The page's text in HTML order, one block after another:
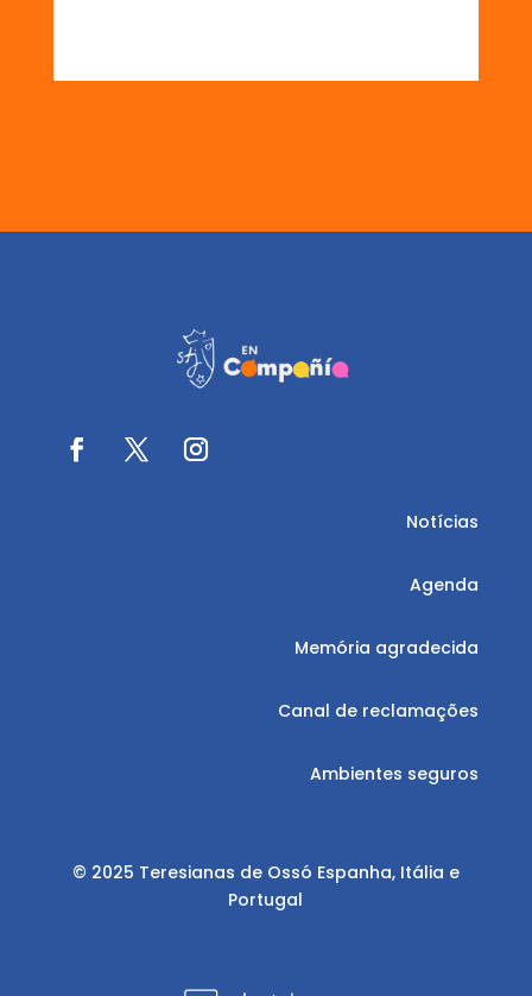
Notícias
Agenda
Memória agradecida
Canal de reclamações
Ambientes seguros
© 2025 Teresianas de Ossó Espanha, Itália e
Portugal